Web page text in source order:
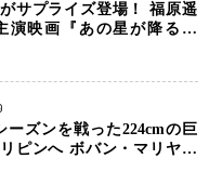
サプライズ登場！ 福原遥
演映画『あの星が降る丘
た出会いたい。』舞台あい
ーズンを戦った224cmの巨
ピンへ ボバン・マリヤノ
ョーンズカップで新たな挑